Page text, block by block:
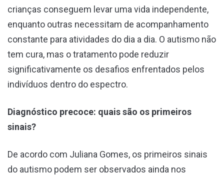
crianças conseguem levar uma vida independente,
enquanto outras necessitam de acompanhamento
constante para atividades do dia a dia. O autismo não
tem cura, mas o tratamento pode reduzir
significativamente os desafios enfrentados pelos
indivíduos dentro do espectro.
Diagnóstico precoce: quais são os primeiros
sinais?
De acordo com Juliana Gomes, os primeiros sinais
do autismo podem ser observados ainda nos